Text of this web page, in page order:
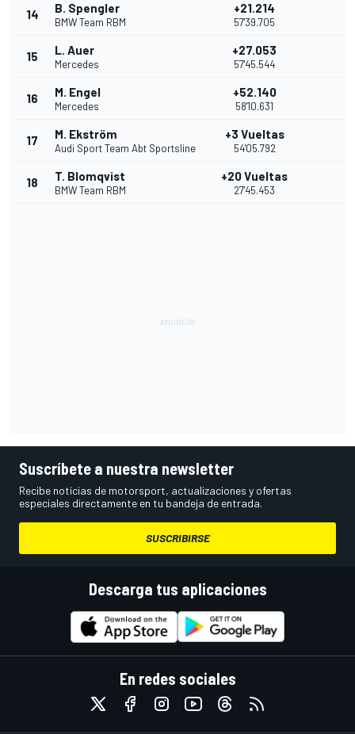
14 B. Spengler
BMW Team RBM
+21.214
57'39.705
15 L. Auer
Mercedes
+27.053
57'45.544
16 M. Engel
Mercedes
+52.140
58'10.631
17 M. Ekström
Audi Sport Team Abt Sportsline
+3 Vueltas
54'05.792
18 T. Blomqvist
BMW Team RBM
+20 Vueltas
27'45.453
Suscríbete a nuestra newsletter
Recibe noticias de motorsport, actualizaciones y ofertas
especiales directamente en tu bandeja de entrada.
SUSCRIBIRSE
Descarga tus aplicaciones
En redes sociales